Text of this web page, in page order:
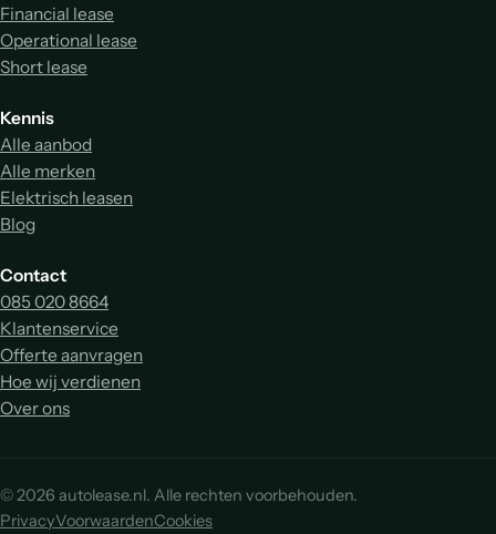
Financial lease
Operational lease
Short lease
Kennis
Alle aanbod
Alle merken
Elektrisch leasen
Blog
Contact
085 020 8664
Klantenservice
Offerte aanvragen
Hoe wij verdienen
Over ons
© 2026 autolease.nl. Alle rechten voorbehouden.
PrivacyVoorwaardenCookies